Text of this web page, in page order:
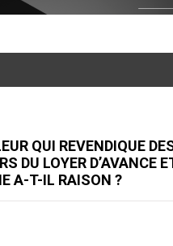
QUI REVENDIQUE
DU LOYER D’AVANCE
A-T-IL RAISON ?